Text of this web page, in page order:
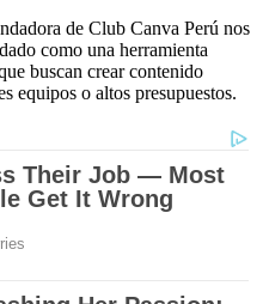
de Club Canva Perú nos
como una herramienta
buscan crear contenido
equipos o altos presupuestos.